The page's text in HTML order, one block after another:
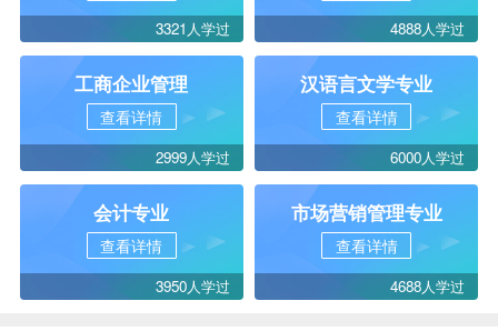
3321人学过 4888人学过
工商企业管理
查看详情
2999人学过
汉语言文学专业
查看详情
6000人学过
会计专业
查看详情
3950人学过
市场营销管理专业
查看详情
4688人学过